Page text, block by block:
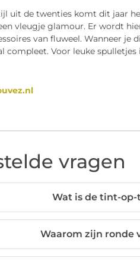
uit de twenties komt dit jaar
vleugje glamour. Er wordt
van fluweel. Wanneer
compleet. Voor leuke
vragen
Wat is de tint-
Waarom zijn ronde